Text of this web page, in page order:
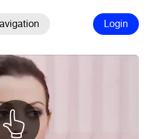
Login